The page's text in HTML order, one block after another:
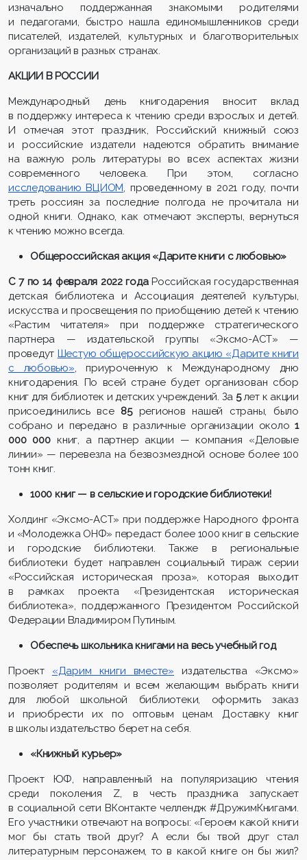
изначально поддержанная знакомыми родителями
и педагогами, быстро нашла единомышленников среди
писателей, издателей, культурных и благотворительных
организаций в разных странах.
АКЦИИ В РОССИИ
Международный день книгодарения вносит вклад
в поддержку интереса к чтению среди взрослых и детей.
И отмечая этот праздник, Российский книжный союз
и российские издатели надеются обратить внимание
на важную роль литературы во всех аспектах жизни
современного человека. При этом, согласно
исследованию ВЦИОМ, проведенному в 2021 году, почти
треть россиян за последние полгода не прочитала ни
одной книги. Однако, как отмечают эксперты, вернуться
к чтению можно всегда.
Общероссийская акция «Дарите книги с любовью»
С 7 по 14 февраля 2022 годаРоссийская государственная
детская библиотека и Ассоциация деятелей культуры,
искусства и просвещения по приобщению детей к чтению
«Растим читателя» при поддержке стратегического
партнера — издательской группы «Эксмо-АСТ» —
проведут Шестую общероссийскую акцию «Дарите книги
с любовью», приуроченную к Международному дню
книгодарения. По всей стране будет организован сбор
книг для библиотек и детских учреждений. За 5лет к акции
присоединились все 85регионов нашей страны, было
собрано и передано в различные организации около1
000 000книг, а партнер акции — компания «Деловые
линии» — перевезла на безвозмездной основе более 100
тонн книг.
1000 книг — в сельские и городские библиотеки!
Холдинг «Эксмо-АСТ» при поддержке Народного фронта
и «Молодежка ОНФ» передаст более 1000 книг в сельские
и городские библиотеки. Также в региональные
библиотеки будет направлен социальный тираж серии
«Российская историческая проза», которая выходит
в рамках проекта «Президентская историческая
библиотека», поддержанного Президентом Российской
Федерации Владимиром Путиным.
Обеспечь школьника книгами на весь учебный год
Проект «Дарим книги вместе» издательства «Эксмо»
позволяет родителям и всем желающим выбрать книги
для любой школьной библиотеки, оформить заказ
и приобрести их по оптовым ценам. Доставку книг
в школы издательство берет на себя.
«Книжный курьер»
Проект ЮФ, направленный на популяризацию чтения
среди поколения Z, в честь праздника запускает
в социальной сети ВКонтакте челлендж #ДружимКнигами.
Его участники отвечают на вопросы: «Героем какой книги
мог бы стать твой друг? А если бы твой друг стал
литературным персонажем, то в какой книге он бы жил?